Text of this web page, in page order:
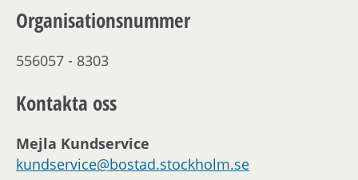
Organisationsnummer
556057 - 8303
Kontakta oss
Mejla Kundservice
kundservice@bostad.stockholm.se